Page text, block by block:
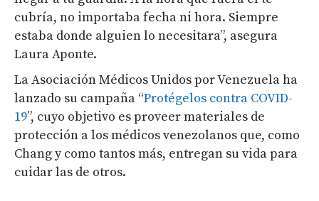
cubría, no importaba fecha ni hora. Siempre
estaba donde alguien lo necesitara”, asegura
Laura Aponte.
La Asociación Médicos Unidos por Venezuela ha
lanzado su campaña “Protégelos contra COVID-
19”, cuyo objetivo es proveer materiales de
protección a los médicos venezolanos que, como
Chang y como tantos más, entregan su vida para
cuidar las de otros.